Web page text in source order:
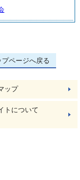
プページへ戻る
ップ
トについて